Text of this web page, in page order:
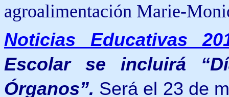
agroalimentación Marie-
Noticias Educativas
Escolar se incluirá
Órganos”. Será el 23 de